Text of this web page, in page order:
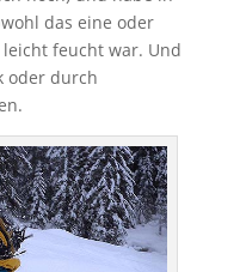
das eine oder
feucht war. Und
oder durch